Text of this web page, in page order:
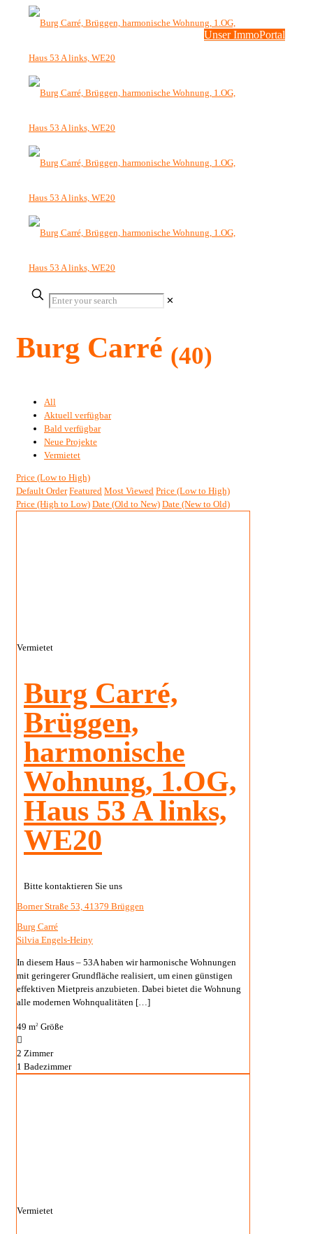
Unser ImmoPortal
✕
Burg Carré (40)
All
Aktuell verfügbar
Bald verfügbar
Neue Projekte
Vermietet
Price (Low to High)
Default Order Featured Most Viewed Price (Low to High)
Price (High to Low) Date (Old to New) Date (New to Old)
Vermietet
Burg Carré,
Brüggen,
harmonische
Wohnung, 1.OG,
Haus 53 A links,
WE20
Bitte kontaktieren Sie uns
Borner Straße 53, 41379 Brüggen
Burg Carré
Silvia Engels-Heiny
In diesem Haus – 53A haben wir harmonische Wohnungen
mit geringerer Grundfläche realisiert, um einen günstigen
effektiven Mietpreis anzubieten. Dabei bietet die Wohnung
alle modernen Wohnqualitäten […]
49 m2 Größe
2 Zimmer
1 Badezimmer
Vermietet